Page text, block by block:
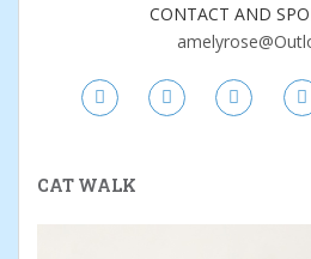
CONTACT AND
CAT WALK